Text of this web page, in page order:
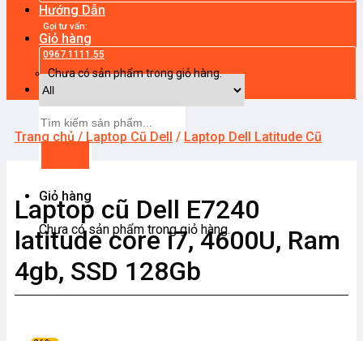
Gọi tư vấn:
0967.1111.55
kiếm:
Giỏ hàng
Chưa có sản phẩm trong giỏ hàng.
Hướng Dẫn
Giỏ hàng
Chưa có sản phẩm trong giỏ hàng.
Trang chủ / Laptop Cũ Dell / Laptop Dell Latitude Cũ
Laptop cũ Dell E7240
latitude core i7, 4600U, Ram
4gb, SSD 128Gb